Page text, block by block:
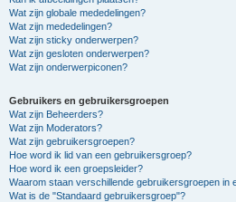
Wat zijn globale mededelingen?
Wat zijn mededelingen?
Wat zijn sticky onderwerpen?
Wat zijn gesloten onderwerpen?
Wat zijn onderwerpiconen?
Gebruikers en gebruikersgroepen
Wat zijn Beheerders?
Wat zijn Moderators?
Wat zijn gebruikersgroepen?
Hoe word ik lid van een gebruikersgroep?
Hoe word ik een groepsleider?
Waarom staan verschillende gebruikersgroepen in
Wat is de "Standaard gebruikersgroep"?